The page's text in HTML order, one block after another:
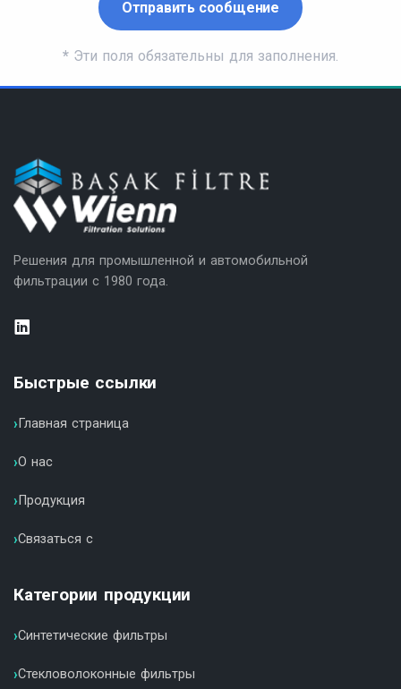
* Эти поля обязательны для заполнения.
Решения для промышленной и автомобильной
фильтрации с 1980 года.
Быстрые ссылки
Главная страница
О нас
Продукция
Связаться с
Категории продукции
Синтетические фильтры
Стекловолоконные фильтры